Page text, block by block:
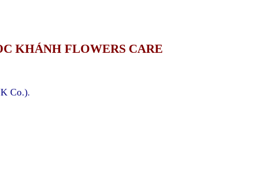
KHÁNH FLOWERS CARE
Co.).